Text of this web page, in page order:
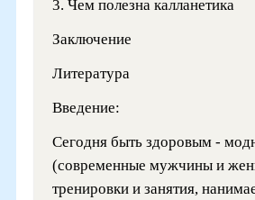
3. Чем полезна калланетика
Заключение
Литература
Введение:
Сегодня быть здоровым -
(современные мужчины и
тренировки и занятия,